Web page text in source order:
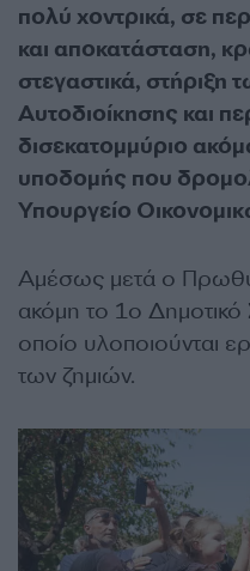
πολύ χοντρικά, σε
και αποκατάσταση,
στεγαστικά, στήριξη
Αυτοδιοίκησης και
δισεκατομμύριο
υποδομής που
Υπουργείο
Αμέσως μετά ο
ακόμη το 1ο
οποίο υλοποιούνται
των ζημιών.